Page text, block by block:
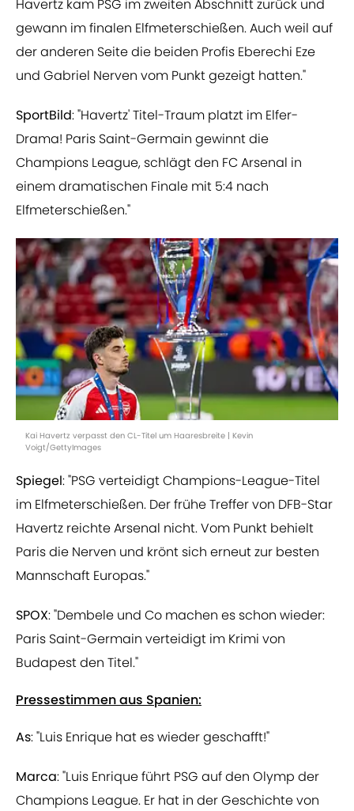
Havertz kam PSG im zweiten Abschnitt zurück und
gewann im finalen Elfmeterschießen. Auch weil auf
der anderen Seite die beiden Profis Eberechi Eze
und Gabriel Nerven vom Punkt gezeigt hatten."
SportBild: "Havertz' Titel-Traum platzt im Elfer-
Drama! Paris Saint-Germain gewinnt die
Champions League, schlägt den FC Arsenal in
einem dramatischen Finale mit 5:4 nach
Elfmeterschießen."
Kai Havertz verpasst den CL-Titel um Haaresbreite | Kevin
Voigt/GettyImages
Spiegel: "PSG verteidigt Champions-League-Titel
im Elfmeterschießen. Der frühe Treffer von DFB-Star
Havertz reichte Arsenal nicht. Vom Punkt behielt
Paris die Nerven und krönt sich erneut zur besten
Mannschaft Europas."
SPOX: "Dembele und Co machen es schon wieder:
Paris Saint-Germain verteidigt im Krimi von
Budapest den Titel."
Pressestimmen aus Spanien:
As: "Luis Enrique hat es wieder geschafft!"
Marca: "Luis Enrique führt PSG auf den Olymp der
Champions League. Er hat in der Geschichte von